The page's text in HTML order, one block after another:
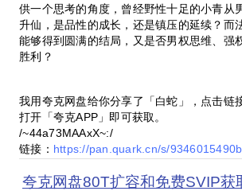
供一个思考的角度，曾经野性十足的小青从
升仙，是品性的成长，还是镇压的延续？而
能够得到圆满的结局，又是否男权思维、强
胜利？
我用夸克网盘给你分享了「白蛇」，点击链
打开「夸克APP」即可获取。
/~44a73MAAxX~:/
链接： https://pan.quark.cn/s/
夸克网盘80T扩容和免费SVIP获